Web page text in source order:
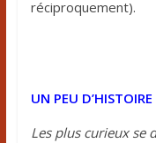
réciproquement).
UN PEU D’HISTOIRE
Les plus curieux se